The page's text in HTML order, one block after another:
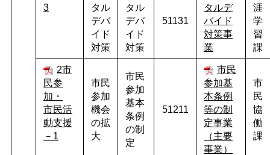
3
タル
デバ
イド
対策
タル
デバ
イド
対策
51131
タルデ
バイド
対策事
業
涯
学
習
課
2市
民参
加・
市民活
動支援
－1
市民
参加
機会
の拡
大
市民
参加
基本
条例
の制
定
51211
市民
参加基
本条例
等の制
定事業
（主要
事業）
市
民
協
働
課